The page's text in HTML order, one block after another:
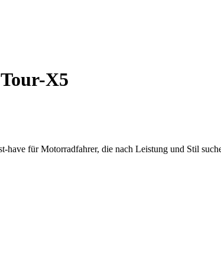
X5
für Motorradfahrer, die nach Leistung und Stil